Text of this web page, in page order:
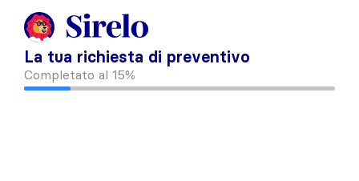
La tua richiesta di preventivo
Completato al 15%